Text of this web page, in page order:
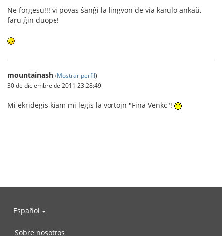
Ne forgesu!!! vi povas ŝanĝi la lingvon de via karulo ankaŭ,
faru ĝin duope!
mountainash (Mostrar perfil)
30 de diciembre de 2011 23:28:49
Mi ekridegis kiam mi legis la vortojn "Fina Venko"!
Español
Sobre nosotros